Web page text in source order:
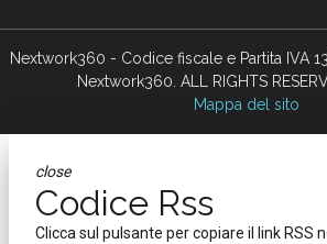
Nextwork360 - Codice fiscale e Partita IVA
Nextwork360. ALL RIGHTS
Mappa del sito
close
Codice Rss
Clicca sul pulsante per copiare il link RSS